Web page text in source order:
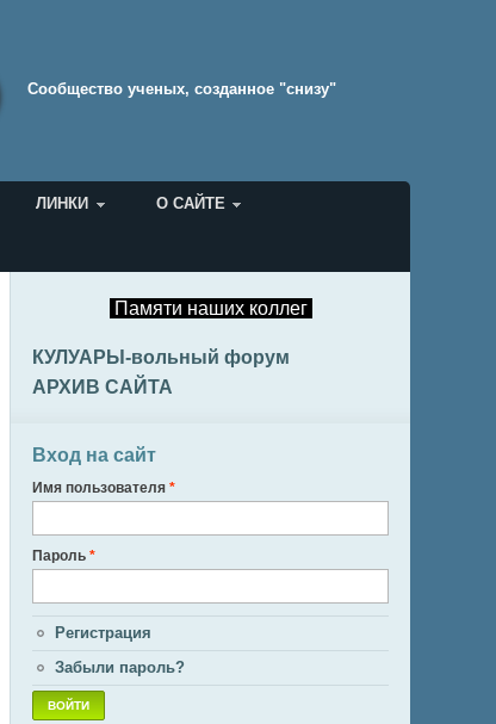
Cообщество ученых, созданное "снизу"
ЛИНКИ О САЙТЕ
Памяти наших коллег
КУЛУАРЫ-вольный форум
АРХИВ САЙТА
Вход на сайт
Имя пользователя *
Пароль *
Регистрация
Забыли пароль?